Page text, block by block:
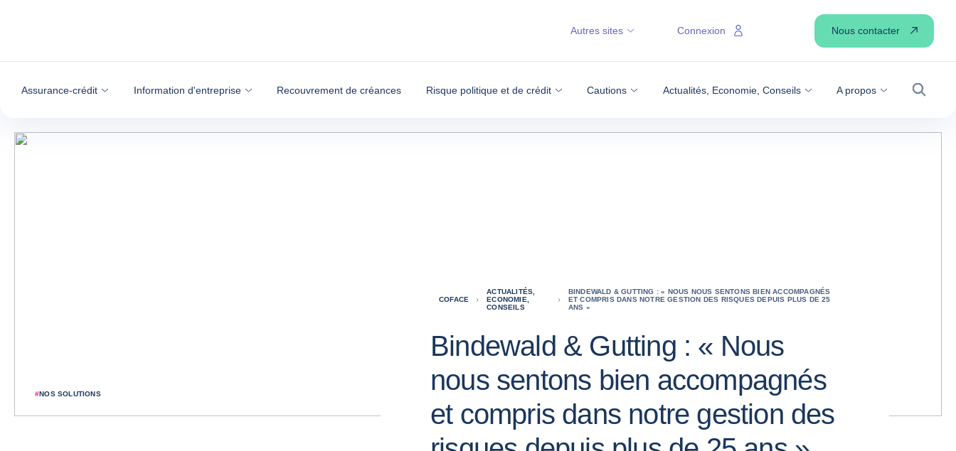
Assurance-crédit Information d'entreprise Recouvrement de créances Risque politique et de crédit Cautions Actualités, Economie, Conseils A propos
Autres sites Connexion Nous contacter
#NOS SOLUTIONS
COFACE
ACTUALITÉS,
ECONOMIE,
CONSEILS
BINDEWALD & GUTTING : « NOUS NOUS SENTONS BIEN ACCOMPAGNÉS
ET COMPRIS DANS NOTRE GESTION DES RISQUES DEPUIS PLUS DE 25
ANS »
Bindewald & Gutting : « Nous
nous sentons bien accompagnés
et compris dans notre gestion des